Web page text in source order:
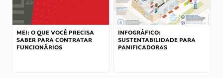
MEI: O QUE VOCÊ PRECISA
SABER PARA CONTRATAR
FUNCIONÁRIOS
INFOGRÁFICO:
SUSTENTABILIDADE PARA
PANIFICADORAS